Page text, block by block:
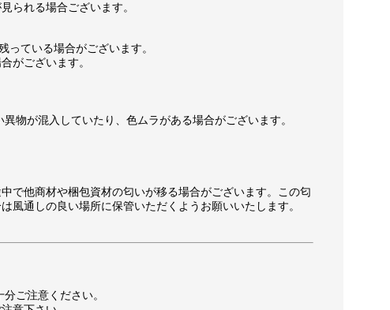
られる場合ございます。
っている場合がございます。
がございます。
物が混入していたり、色ムラがある場合がございます。
で他商材や梱包資材の匂いが移る場合がございます。この匂
風通しの良い場所に保管いただくようお願いいたします。
ご注意ください。